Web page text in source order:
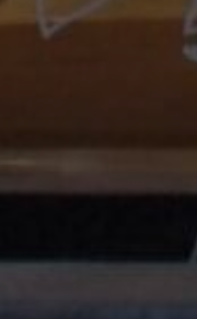
Cookies von
der Zugriff auf externe